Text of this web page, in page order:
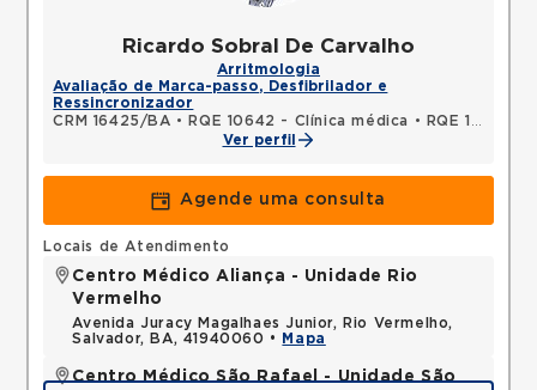
Ricardo Sobral De Carvalho
Arritmologia
Avaliação de Marca-passo, Desfibrilador e
Ressincronizador
CRM 16425/BA • RQE 10642 - Clínica médica •
RQE 10643 - Cardiologia
Ver perfil
Agende uma consulta
Locais de Atendimento
Centro Médico Aliança - Unidade Rio
Vermelho
Avenida Juracy Magalhaes Junior, Rio Vermelho,
Salvador, BA, 41940060 •
Mapa
Centro Médico São Rafael - Unidade São